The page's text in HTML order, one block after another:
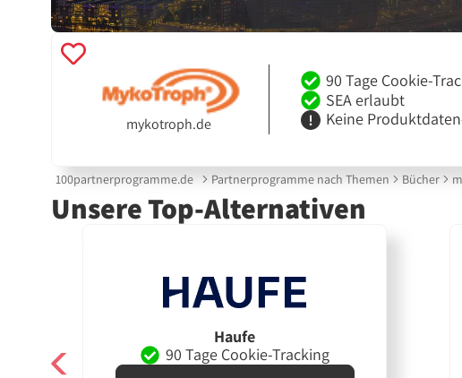
mykotroph.de
90 Tage Cookie-
SEA erlaubt
Keine
100partnerprogramme.de Partnerprogramme nach Themen Bücher
Unsere Top-Alternativen
Haufe
90 Tage Cookie-Tracking